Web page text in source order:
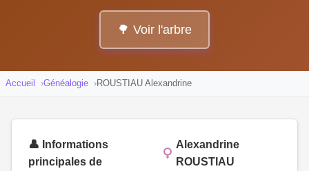
🌳 Voir l'arbre
Accueil Généalogie ROUSTIAU Alexandrine
👤 Informations
principales de
Alexandrine
ROUSTIAU